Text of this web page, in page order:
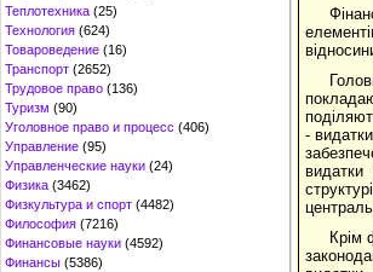
Теплотехника (25)
Технология (624)
Товароведение (16)
Транспорт (2652)
Трудовое право (136)
Туризм (90)
Уголовное право и процесс (406)
Управление (95)
Управленческие науки (24)
Физика (3462)
Физкультура и спорт (4482)
Философия (7216)
Финансовые науки (4592)
Финансы (5386)
-
видатки
Крім